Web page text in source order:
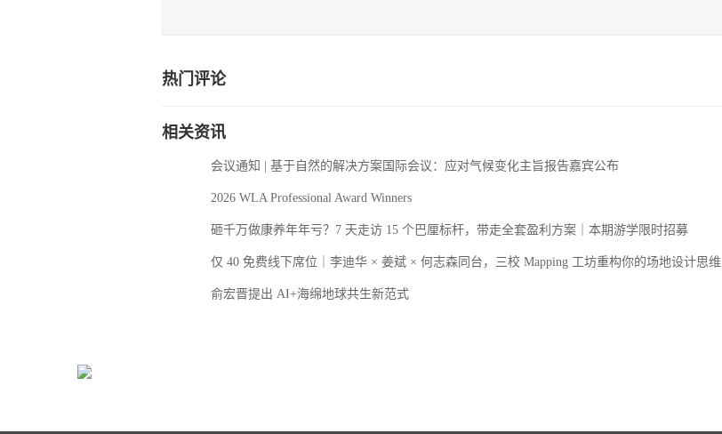
热门评论
相关资讯
会议通知 | 基于自然的解决方案国际会议：应对气候变化主旨报告嘉宾公布
2026 WLA Professional Award Winners
砸千万做康养年年亏？7 天走访 15 个巴厘标杆，带走全套盈利方案｜本期游学限时招募
仅 40 免费线下席位｜李迪华 × 姜斌 × 何志森同台，三校 Mapping 工坊重构你的场地设计思维
俞宏晋提出 AI+海绵地球共生新范式